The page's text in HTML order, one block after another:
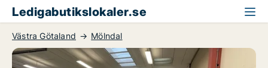
Ledigabutikslokaler.se
Västra Götaland Mölndal